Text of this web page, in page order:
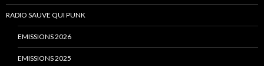
RADIO SAUVE QUI PUNK
EMISSIONS 2026
EMISSIONS 2025